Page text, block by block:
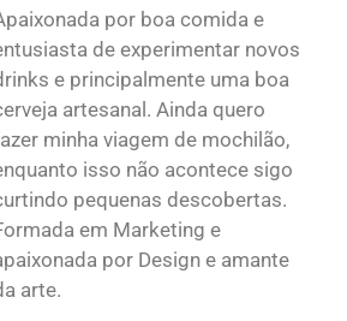
por boa comida e
de experimentar novos
e principalmente uma boa
artesanal. Ainda quero
minha viagem de mochilão,
isso não acontece sigo
pequenas descobertas.
em Marketing e
por Design e amante
arte.